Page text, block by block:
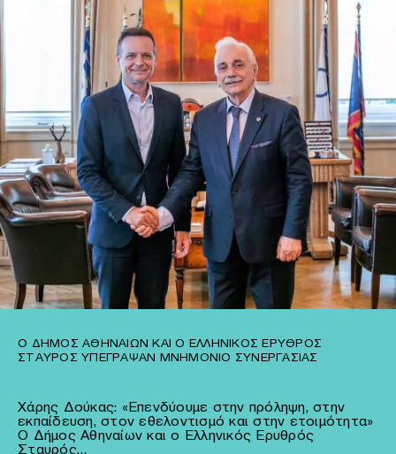
Ο ΔΉΜΟΣ ΑΘΗΝΑΊΩΝ ΚΑΙ Ο ΕΛΛΗΝΙΚΌΣ ΕΡΥΘΡΌΣ
ΣΤΑΥΡΌΣ ΥΠΈΓΡΑΨΑΝ ΜΝΗΜΌΝΙΟ ΣΥΝΕΡΓΑΣΊΑΣ
Χάρης Δούκας: «Επενδύουμε στην πρόληψη, στην
εκπαίδευση, στον εθελοντισμό και στην ετοιμότητα»
Ο Δήμος Αθηναίων και ο Ελληνικός Ερυθρός
Σταυρός…